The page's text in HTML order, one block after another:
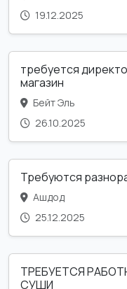
19.12.2025
требуется
магазин
Бейт Эль
26.10.2025
Требуются
Ашдод
25.12.2025
ТРЕБУЕТСЯ
СУШИ